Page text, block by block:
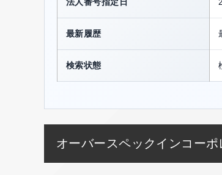
最新履歴
検索状態
オーバースペックインコー